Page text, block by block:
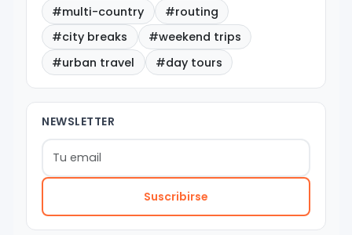
#multi-country
#routing
#city breaks
#weekend trips
#urban travel
#day tours
NEWSLETTER
Suscribirse